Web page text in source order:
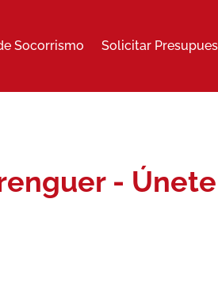
Socorrismo Solicitar
-